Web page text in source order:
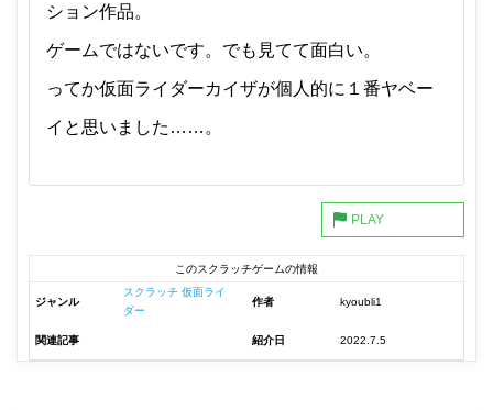
ション作品。
ゲームではないです。でも見てて面白い。
ってか仮面ライダーカイザが個人的に１番ヤベー
イと思いました……。
このスクラッチゲームの情報
ジャンル
スクラッチ 仮面ライ
ダー
作者 kyoubli1
関連記事 紹介日 2022.7.5